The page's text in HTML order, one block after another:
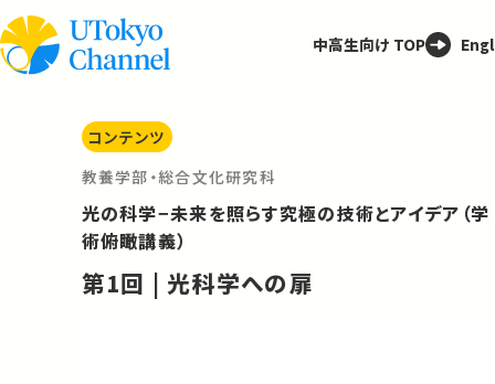
中高生向け TOP
コンテンツ
教養学部・総合文化研究科
光の科学−未来を照らす究極の技術とアイデア（学
術俯瞰講義）
第1回 | 光科学への扉